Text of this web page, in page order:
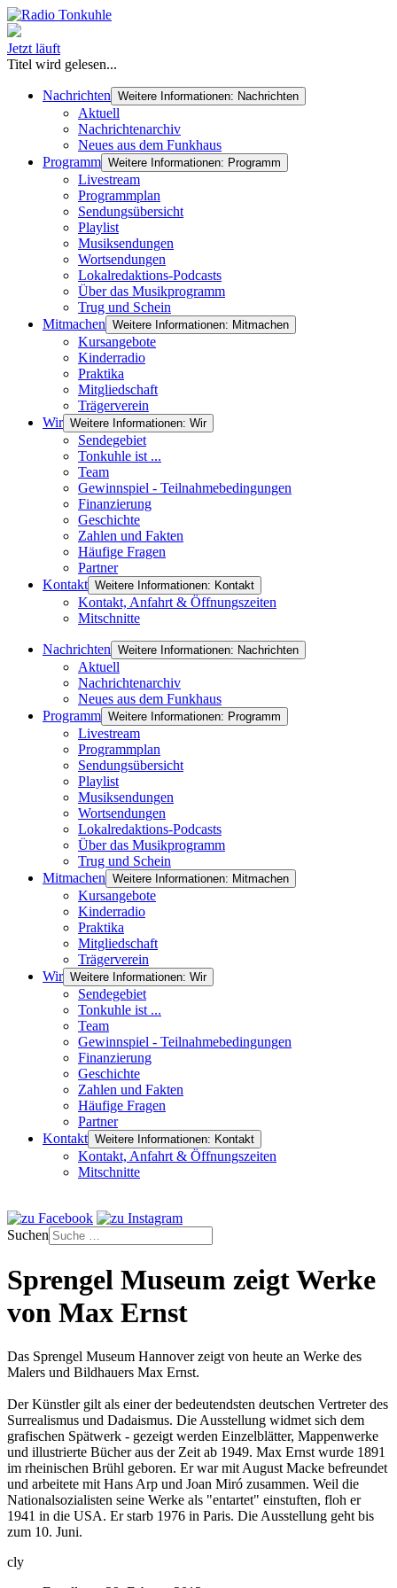
Jetzt läuft
Titel wird gelesen...
Nachrichten Weitere Informationen: Nachrichten
Aktuell
Nachrichtenarchiv
Neues aus dem Funkhaus
Programm Weitere Informationen: Programm
Livestream
Programmplan
Sendungsübersicht
Playlist
Musiksendungen
Wortsendungen
Lokalredaktions-Podcasts
Über das Musikprogramm
Trug und Schein
Mitmachen Weitere Informationen: Mitmachen
Kursangebote
Kinderradio
Praktika
Mitgliedschaft
Trägerverein
Wir Weitere Informationen: Wir
Sendegebiet
Tonkuhle ist ...
Team
Gewinnspiel - Teilnahmebedingungen
Finanzierung
Geschichte
Zahlen und Fakten
Häufige Fragen
Partner
Kontakt Weitere Informationen: Kontakt
Kontakt, Anfahrt & Öffnungszeiten
Mitschnitte
Nachrichten Weitere Informationen: Nachrichten
Aktuell
Nachrichtenarchiv
Neues aus dem Funkhaus
Programm Weitere Informationen: Programm
Livestream
Programmplan
Sendungsübersicht
Playlist
Musiksendungen
Wortsendungen
Lokalredaktions-Podcasts
Über das Musikprogramm
Trug und Schein
Mitmachen Weitere Informationen: Mitmachen
Kursangebote
Kinderradio
Praktika
Mitgliedschaft
Trägerverein
Wir Weitere Informationen: Wir
Sendegebiet
Tonkuhle ist ...
Team
Gewinnspiel - Teilnahmebedingungen
Finanzierung
Geschichte
Zahlen und Fakten
Häufige Fragen
Partner
Kontakt Weitere Informationen: Kontakt
Kontakt, Anfahrt & Öffnungszeiten
Mitschnitte
Suchen
Sprengel Museum zeigt Werke
von Max Ernst
Das Sprengel Museum Hannover zeigt von heute an Werke des
Malers und Bildhauers Max Ernst.
Der Künstler gilt als einer der bedeutendsten deutschen Vertreter des
Surrealismus und Dadaismus. Die Ausstellung widmet sich dem
grafischen Spätwerk - gezeigt werden Einzelblätter, Mappenwerke
und illustrierte Bücher aus der Zeit ab 1949. Max Ernst wurde 1891
im rheinischen Brühl geboren. Er war mit August Macke befreundet
und arbeitete mit Hans Arp und Joan Miró zusammen. Weil die
Nationalsozialisten seine Werke als "entartet" einstuften, floh er
1941 in die USA. Er starb 1976 in Paris. Die Ausstellung geht bis
zum 10. Juni.
cly